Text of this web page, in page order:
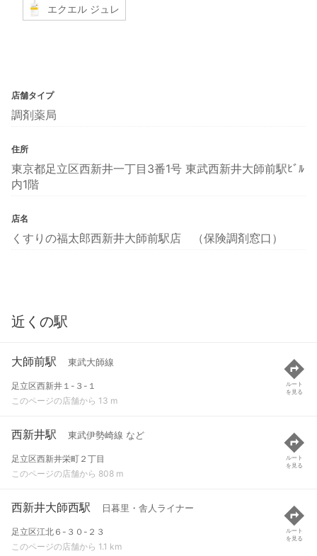
エクエル ジュレ
店舗タイプ
調剤薬局
住所
東京都足立区西新井一丁目3番1号 東武西新井大師前駅ﾋﾞﾙ
内1階
店名
くすりの福太郎西新井大師前駅店 （保険調剤窓口）
近くの駅
大師前駅 東武大師線
足立区西新井１-３-１
このページの店舗から 13 m
ルート
を見る
西新井駅 東武伊勢崎線 など
足立区西新井栄町２丁目
このページの店舗から 808 m
ルート
を見る
西新井大師西駅 日暮里・舎人ライナー
足立区江北６-３０-２３
このページの店舗から 1.1 km
ルート
を見る